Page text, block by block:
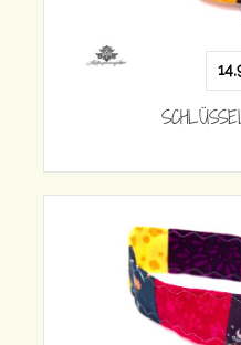
14,90
SCHLÜSSELBAND KURZ